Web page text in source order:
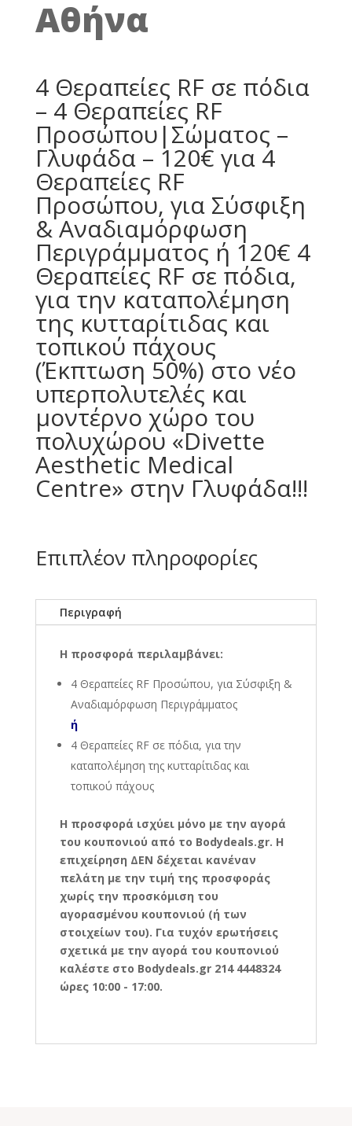
Αθήνα
4 Θεραπείες RF σε πόδια
– 4 Θεραπείες RF
Προσώπου|Σώματος –
Γλυφάδα – 120€ για 4
Θεραπείες RF
Προσώπου, για Σύσφιξη
& Αναδιαμόρφωση
Περιγράμματος ή 120€ 4
Θεραπείες RF σε πόδια,
για την καταπολέμηση
της κυτταρίτιδας και
τοπικού πάχους
(Έκπτωση 50%) στο νέο
υπερπολυτελές και
μοντέρνο χώρο του
πολυχώρου «Divette
Aesthetic Medical
Centre» στην Γλυφάδα!!!
Επιπλέον πληροφορίες
Περιγραφή
Η προσφορά περιλαμβάνει:
4 Θεραπείες RF Προσώπου, για Σύσφιξη &
Αναδιαμόρφωση Περιγράμματος
ή
4 Θεραπείες RF σε πόδια, για την
καταπολέμηση της κυτταρίτιδας και
τοπικού πάχους
Η προσφορά ισχύει μόνο με την αγορά
του κουπονιού από το Bodydeals.gr. Η
επιχείρηση ΔΕΝ δέχεται κανέναν
πελάτη με την τιμή της προσφοράς
χωρίς την προσκόμιση του
αγορασμένου κουπονιού (ή των
στοιχείων του). Για τυχόν ερωτήσεις
σχετικά με την αγορά του κουπονιού
καλέστε στο Bodydeals.gr 214 4448324
ώρες 10:00 - 17:00.